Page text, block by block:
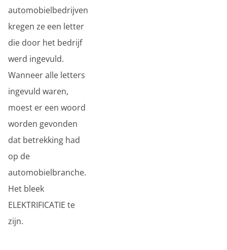
automobielbedrijven
kregen ze een letter
die door het bedrijf
werd ingevuld.
Wanneer alle letters
ingevuld waren,
moest er een woord
worden gevonden
dat betrekking had
op de
automobielbranche.
Het bleek
ELEKTRIFICATIE te
zijn.